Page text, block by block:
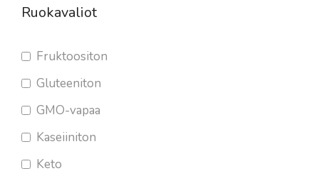
Ruokavaliot
Fruktoositon
Gluteeniton
GMO-vapaa
Kaseiiniton
Keto